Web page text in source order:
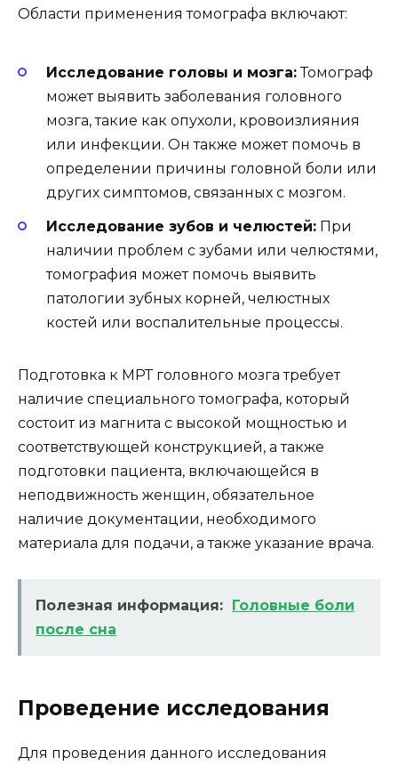
Области применения томографа включают:
Исследование головы и мозга:Томограф
может выявить заболевания головного
мозга, такие как опухоли, кровоизлияния
или инфекции. Он также может помочь в
определении причины головной боли или
других симптомов, связанных с мозгом.
Исследование зубов и челюстей: При
наличии проблем с зубами или челюстями,
томография может помочь выявить
патологии зубных корней, челюстных
костей или воспалительные процессы.
Подготовка к МРТ головного мозга требует
наличие специального томографа, который
состоит из магнита с высокой мощностью и
соответствующей конструкцией, а также
подготовки пациента, включающейся в
неподвижность женщин, обязательное
наличие документации, необходимого
материала для подачи, а также указание врача.
Полезная информация: Головные боли
после сна
Проведение исследования
Для проведения данного исследования